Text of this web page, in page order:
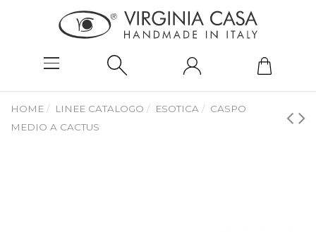
HOME LINEE CATALOGO ESOTICA
CASPO
MEDIO A CACTUS